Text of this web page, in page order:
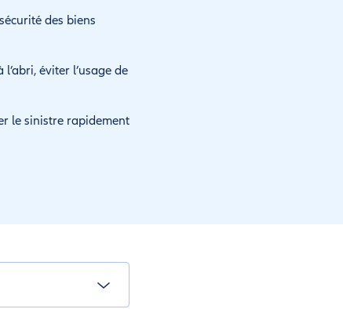
des biens
éviter l’usage de
le sinistre rapidement